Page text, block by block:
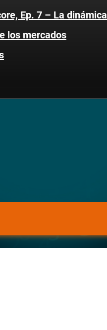
Ep. 7 – La dinámica
los mercados